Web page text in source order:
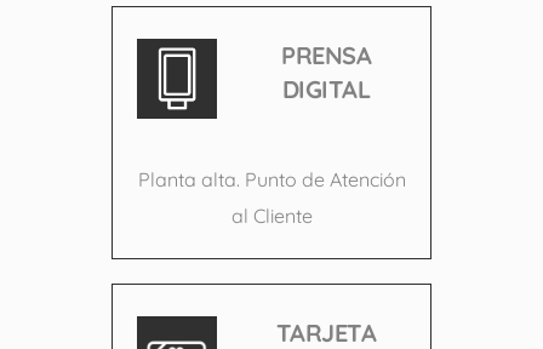
PRENSA
DIGITAL
Planta alta. Punto de Atención
al Cliente
TARJETA